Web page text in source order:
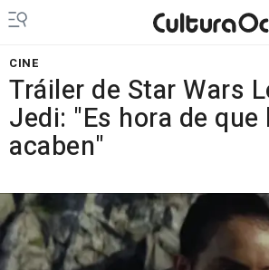
CINE
Tráiler de Star Wars
Jedi: "Es hora de
acaben"